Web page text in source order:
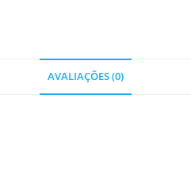
AVALIAÇÕES (0)